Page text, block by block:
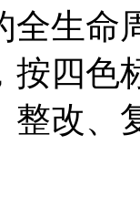
全生命
按四色
整改、